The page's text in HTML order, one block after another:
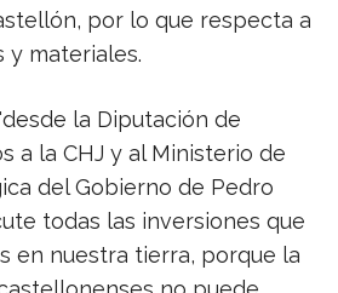
por lo que respecta a
y materiales.
la Diputación de
a la CHJ y al Ministerio de
del Gobierno de Pedro
todas las inversiones que
en nuestra tierra, porque la